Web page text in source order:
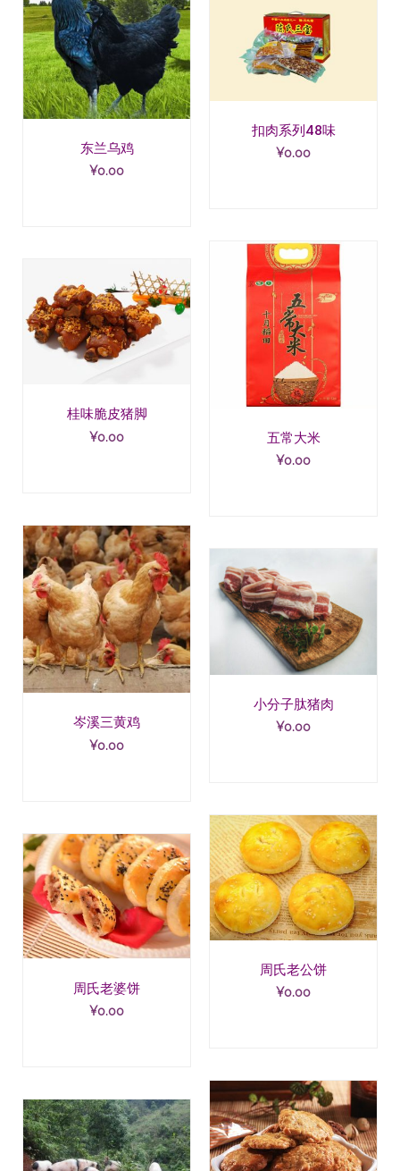
东兰乌鸡
¥0.00
扣肉系列48味
¥0.00
五常大米
¥0.00
桂味脆皮猪脚
¥0.00
岑溪三黄鸡
¥0.00
小分子肽猪肉
¥0.00
周氏老公饼
¥0.00
周氏老婆饼
¥0.00